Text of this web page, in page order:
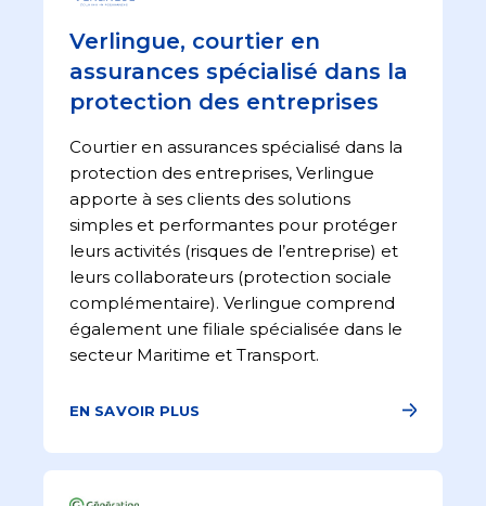
Verlingue, courtier en
assurances spécialisé dans la
protection des entreprises
Courtier en assurances spécialisé dans la
protection des entreprises, Verlingue
apporte à ses clients des solutions
simples et performantes pour protéger
leurs activités (risques de l’entreprise) et
leurs collaborateurs (protection sociale
complémentaire). Verlingue comprend
également une filiale spécialisée dans le
secteur Maritime et Transport.
EN SAVOIR PLUS